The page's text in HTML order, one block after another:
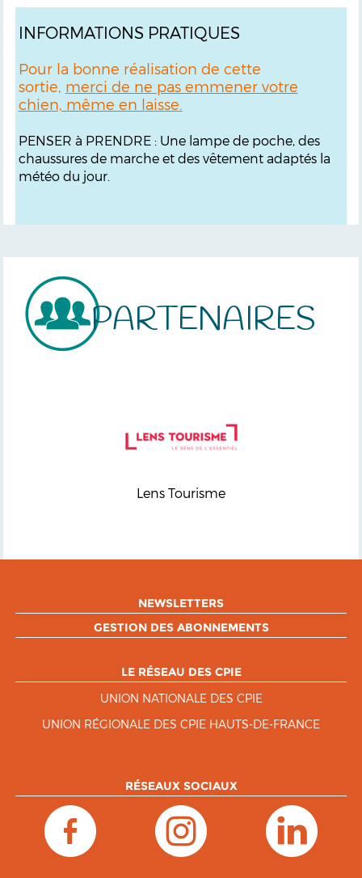
INFORMATIONS PRATIQUES
Pour la bonne réalisation de cette
sortie, merci de ne pas emmener votre
chien, même en laisse.
PENSER à PRENDRE : Une lampe de poche, des
chaussures de marche et des vêtement adaptés la
météo du jour.
PARTENAIRES
Lens Tourisme
NEWSLETTERS
GESTION DES ABONNEMENTS
LE RÉSEAU DES CPIE
UNION NATIONALE DES CPIE
UNION RÉGIONALE DES CPIE HAUTS-DE-FRANCE
RÉSEAUX SOCIAUX